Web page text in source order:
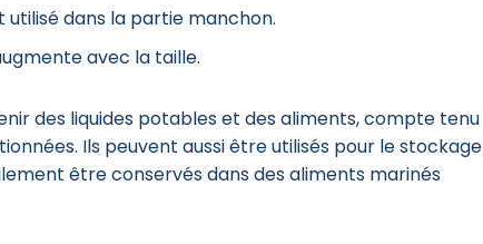
utilisé dans la partie manchon.
avec la taille.
des liquides potables et des aliments, compte tenu
Ils peuvent aussi être utilisés pour le stockage
être conservés dans des aliments marinés